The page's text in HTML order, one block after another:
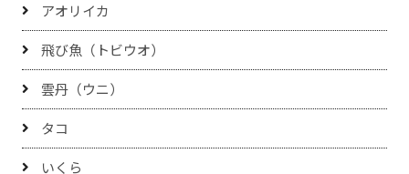
アオリイカ
飛び魚（トビウオ）
雲丹（ウニ）
タコ
いくら